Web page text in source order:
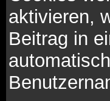
aktivieren,
Beitrag in